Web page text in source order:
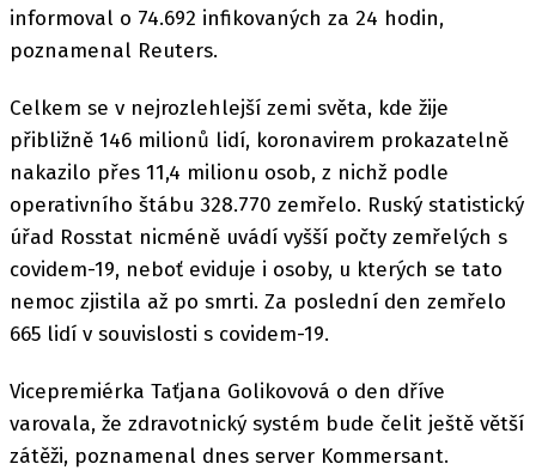
informoval o 74.692 infikovaných za 24 hodin,
poznamenal Reuters.
Celkem se v nejrozlehlejší zemi světa, kde žije
přibližně 146 milionů lidí, koronavirem prokazatelně
nakazilo přes 11,4 milionu osob, z nichž podle
operativního štábu 328.770 zemřelo. Ruský statistický
úřad Rosstat nicméně uvádí vyšší počty zemřelých s
covidem-19, neboť eviduje i osoby, u kterých se tato
nemoc zjistila až po smrti. Za poslední den zemřelo
665 lidí v souvislosti s covidem-19.
Vicepremiérka Taťjana Golikovová o den dříve
varovala, že zdravotnický systém bude čelit ještě větší
zátěži, poznamenal dnes server Kommersant.